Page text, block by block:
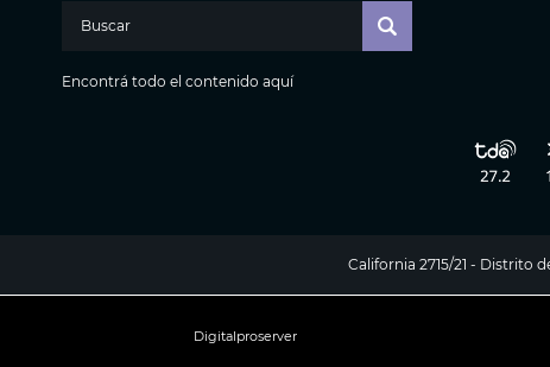
Encontrá todo el contenido aquí
California 2715/21 - Distrito
Digitalproserver